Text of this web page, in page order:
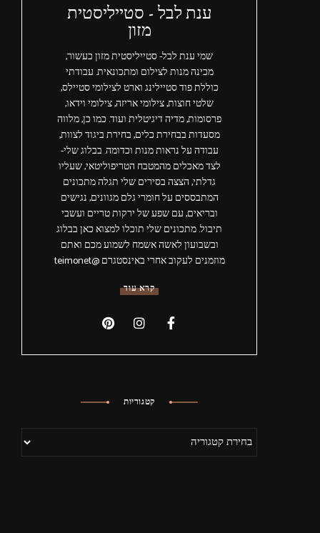
ענת לבל - סטייליסטית
מזון
שמי ענת לבל- סטייליסטית מזון כעשור,
מכינה מנות לצילום ומתכונאית. עבודתי
כוללת פוד סטיילינג וארט לצילומי סטיילס,
שלטי חוצות, צילומי אריזה, צילומי וידאו,
פרסומות, מדיה דיגיטלית ועוד. כמו כן, מלווה
מסעדות בבחירת כלים, בחירת ביגוד לצוות,
עבודה על נראות מנות וכדומה. בבלוג שלי-
לצד מאכלים מהמטבח הטריפוליטאי, שעליו
גדלתי, הצצה בסירים שלי תגלה מתכונים
המתבססים על חומרי גלם מגוונים, נגישים
ובריאים, עם שפע של ירקות טריים ועשבי
תיבול. מתכונים שלי תוכלו למצוא כאן בבלוג
ובשבועון לאשה אשמח לשמוע מכם ואתם
מוזמנים לעקוב אחרי באינסטגרם @teimonet
קרא עוד
קטגוריות